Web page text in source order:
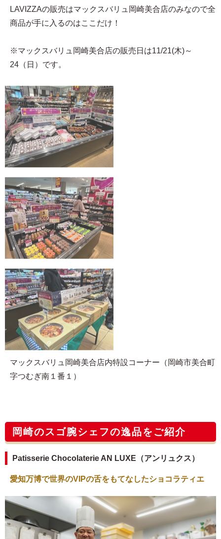
LAVIZZAの販売はマックスバリュ岡崎美合店のみなので全
商品が手に入るのはここだけ！
※マックスバリュ岡崎美合店の販売日は11/21(木)～
24（日）です。
マックスバリュ岡崎美合店内特設コーナー（岡崎市美合町
字つむぎ南１番１）
岡崎のスゴ腕シェフの逸品をご紹介
Patisserie Chocolaterie AN LUXE（アンリュクス）
愛知万博で世界のVIPの舌をもてなしたショコラティエ